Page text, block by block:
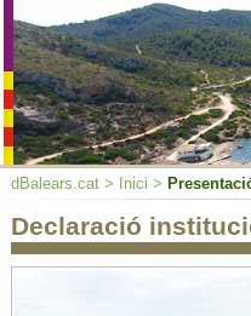
dBalears.cat > Inici >
Declaració